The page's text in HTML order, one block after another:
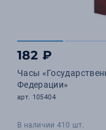
182 ₽
Часы
Федерации»
арт. 105404
В наличии 410 шт.